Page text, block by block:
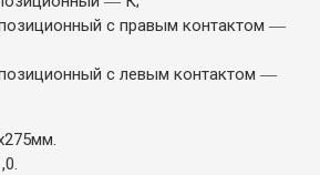
с правым контактом ―
с левым контактом ―